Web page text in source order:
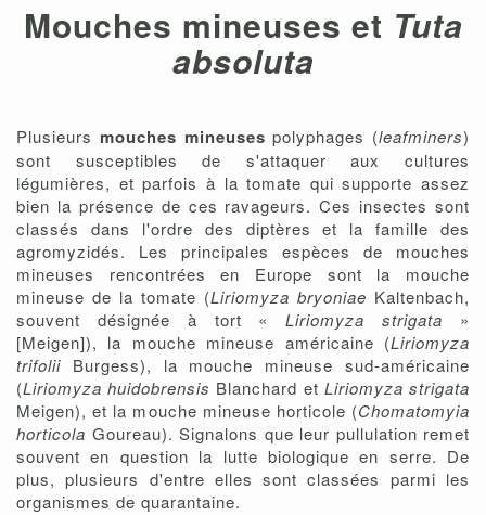
Mouches mineuses et Tuta
absoluta
Plusieurs mouches mineuses polyphages (leafminers)
sont susceptibles de s'attaquer aux cultures
légumières, et parfois à la tomate qui supporte assez
bien la présence de ces ravageurs. Ces insectes sont
classés dans l'ordre des diptères et la famille des
agromyzidés. Les principales espèces de mouches
mineuses rencontrées en Europe sont la mouche
mineuse de la tomate (Liriomyza bryoniae Kaltenbach,
souvent désignée à tort «Liriomyza strigata »
[Meigen]), la mouche mineuse américaine (Liriomyza
trifolii Burgess), la mouche mineuse sud-américaine
(Liriomyza huidobrensis Blanchard et Liriomyza strigata
Meigen), et la mouche mineuse horticole (Chomatomyia
horticola Goureau). Signalons que leur pullulation remet
souvent en question la lutte biologique en serre. De
plus, plusieurs d'entre elles sont classées parmi les
organismes de quarantaine.